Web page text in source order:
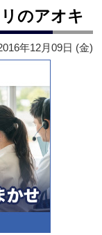
のアオキ
年12月09日 (金)